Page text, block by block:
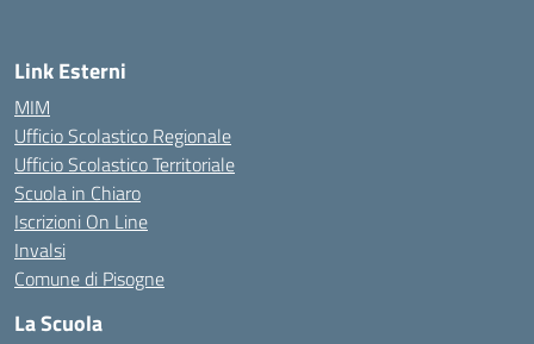
Link Esterni
MIM
Ufficio Scolastico Regionale
Ufficio Scolastico Territoriale
Scuola in Chiaro
Iscrizioni On Line
Invalsi
Comune di Pisogne
La Scuola